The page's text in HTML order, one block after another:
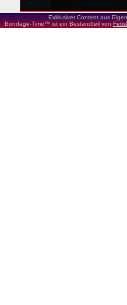
Exklusiver Content aus
Bondage-Time™ ist ein Bestandteil von